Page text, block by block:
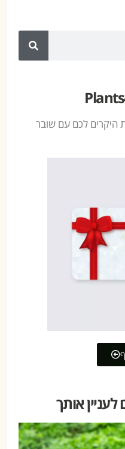
היקרים לכם עם שובר
אותך